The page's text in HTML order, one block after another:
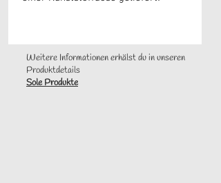
Weitere Informationen erhälst du in unseren
Produktdetails
Sole Produkte